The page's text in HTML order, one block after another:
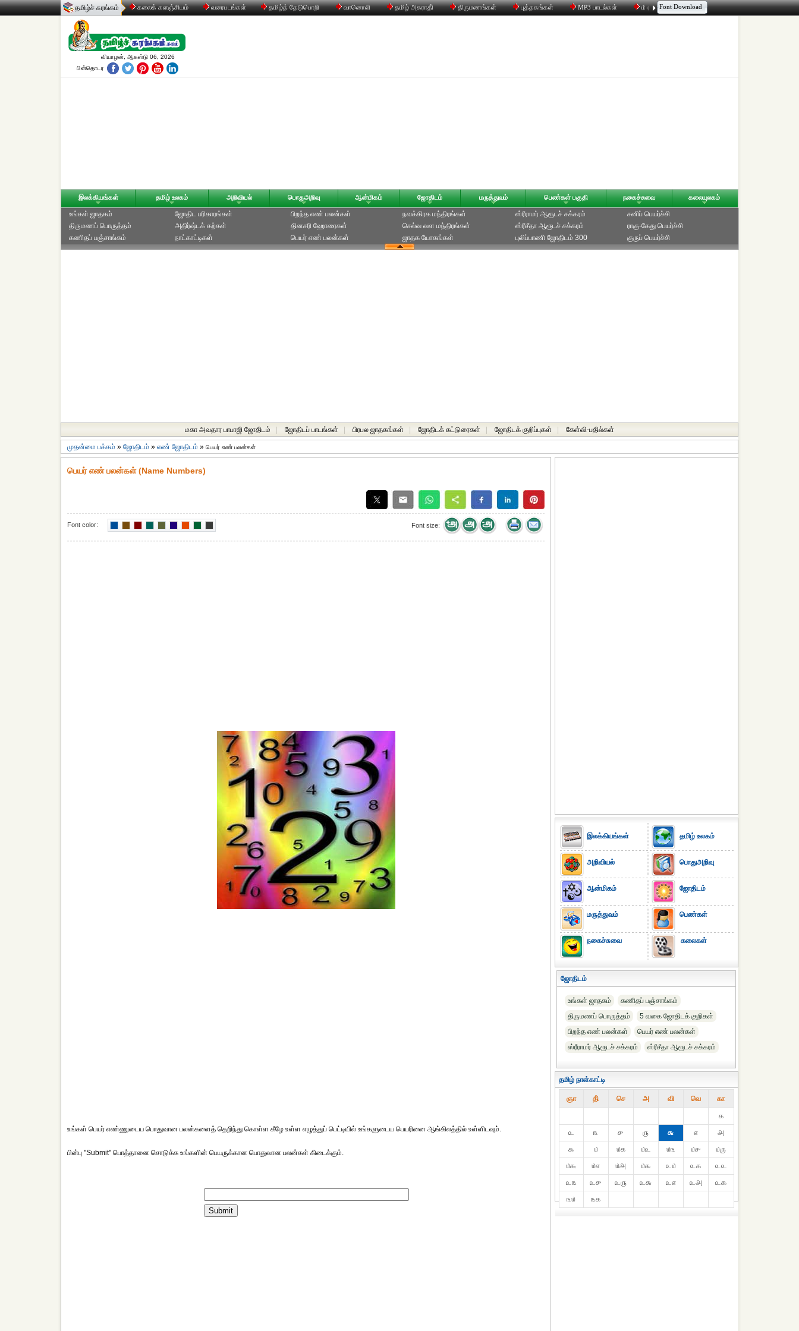
தமிழ்ச் சுரங்கம் கலைக் களஞ்சியம் வரைபடங்கள் தமிழ்த் தேடுபொறி வானொலி தமிழ் அகராதி் திருமணங்கள் புத்தகங்கள் MP3 பாடல்கள் மின்னஞ்சல் திரட்டி உரையாடல்
Font Download
வியாழன், ஆகஸ்டு 06, 2026
பின்தொடர
இலக்கியங்கள் தமிழ் உலகம் அறிவியல் பொதுஅறிவு ஆன்மிகம் ஜோதிடம் மருத்துவம் பெண்கள் பகுதி நகைச்சுவை கலையுலகம்
உங்கள் ஜாதகம்
திருமணப் பொருத்தம்
கணிதப் பஞ்சாங்கம்
ஜோதிட ப‌ரிகார‌ங்க‌ள்
அதிர்ஷ்டக் கற்கள்
நாட்காட்டிகள்
பிறந்த எண் பலன்கள்
தினசரி ஹோரைகள்
பெயர் எண் பலன்கள்
நவக்கிரக மந்திரங்கள்
செல்வ வள மந்திரங்கள்
ஜாதக யோகங்கள்
ஸ்ரீராமர் ஆரூடச் சக்கரம்
ஸ்ரீசீதா ஆரூடச் சக்கரம்
புலிப்பாணி ஜோதிடம் 300
சனிப் பெயர்ச்சி
ராகு-கேது பெயர்ச்சி
குருப் பெயர்ச்சி
மகா அவதார பாபாஜி ஜோதிடம் ஜோதிடப் பாடங்கள் பிரபல ஜாதகங்கள் ஜோதிடக் கட்டுரைகள் ஜோதிடக் குறிப்புகள் கேள்வி-பதில்கள்
முதன்மை பக்கம் » ஜோதிடம் » எ‌ண் ஜோ‌திட‌ம் » பெயர் எண் பலன்கள்
பெயர் எண் பலன்கள் (Name Numbers)
Font color: Font size:
உங்கள் பெயர் எண்ணுடைய பொதுவான பலன்களைத் தெறிந்து கொள்ள கீழே உள்ள எழுத்துப் பெட்டியில் உங்களுடைய பெயரினை ஆங்கிலத்தில் உள்ளிடவும்.
பின்பு "Submit" பொத்தானை சொடுக்க உங்களின் பெயருக்கான பொதுவான பலன்கள் கிடைக்கும்.
இலக்கியங்கள்
அறிவியல்
ஆன்மிகம்
மருத்துவம்
நகைச்சுவை
தமிழ் உலகம்
பொதுஅறிவு
ஜோதிடம்
பெண்கள்
கலைகள்
ஜோதிடம்
உங்கள் ஜாதகம்
கணிதப் பஞ்சாங்கம்
திருமணப் பொருத்தம்
5 வகை ஜோதிடக் குறிகள்
பிறந்த எண் பலன்கள்
பெயர் எண் பலன்கள்
ஸ்ரீராமர் ஆரூடச் சக்கரம்
ஸ்ரீசீதா ஆரூடச் சக்கரம்
தமிழ் நாள்காட்டி
ஞா தி் செ அ வி வெ கா
௧
௨
௩ ௪ ௫ ௬ ௭
௮
௯
௰ ௰௧ ௰௨ ௰௩ ௰௪
௰௫
௰௬
௰௭ ௰௮ ௰௯ ௨௰ ௨௧
௨௨
௨௩
௨௪ ௨௫ ௨௬ ௨௭ ௨௮
௨௯
௩௰
௩௧